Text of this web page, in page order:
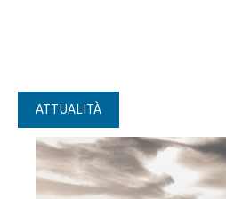
ATTUALITÀ